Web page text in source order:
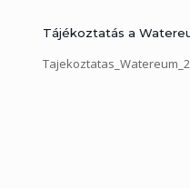
Tájékoztatás a